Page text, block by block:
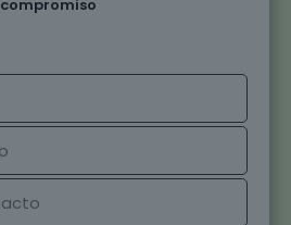
compromiso